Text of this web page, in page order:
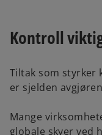
Kontroll
Tiltak som styrker
er sjelden
Mange
globale skyer ved